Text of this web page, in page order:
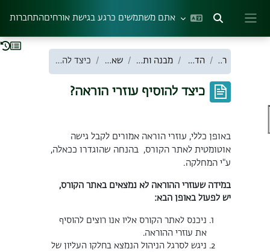
הצגה או הסתרה של קלט חיפוש
אתם משתמשים כרגע בגישת אורחיםהתחברות
ראשי הדרכה למרצה מבנה ותצורת אתר הקורס שאלות נפוצות כיצד להוסיף עוזרי הוראה?
כיצד להוסיף עוזרי הוראה?
באופן כללי, עוזרי הוראה אמורים לקבל גישה
אוטומטית לאתר הקורס, בהנחה שהוגדרו ככאלה,
ע"י המחלקה.
במידה שעוזרי ההוראה לא נמצאים באתר הקורס,
יש לפעול באופן הבא:
ניכנס לאתר הקורס אליו אנו רוצים להוסיף
את עוזרי ההוראה.
ניגש לסרגל הניהול הנמצא בחלקו העליון של